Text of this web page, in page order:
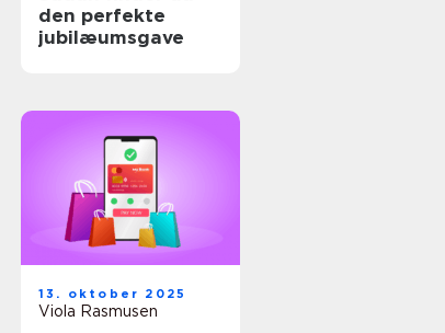
den perfekte
jubilæumsgave
13. oktober 2025
Viola Rasmusen